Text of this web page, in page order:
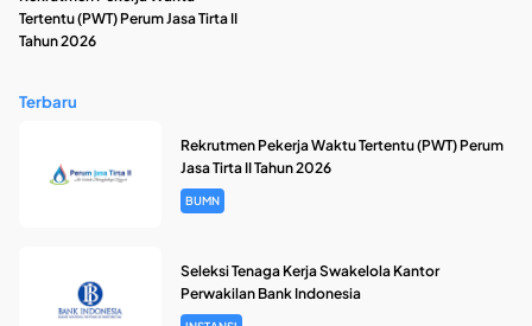
Tertentu (PWT) Perum Jasa Tirta II
Tahun 2026
Terbaru
Rekrutmen Pekerja Waktu Tertentu (PWT) Perum
Jasa Tirta II Tahun 2026
BUMN
Seleksi Tenaga Kerja Swakelola Kantor
Perwakilan Bank Indonesia